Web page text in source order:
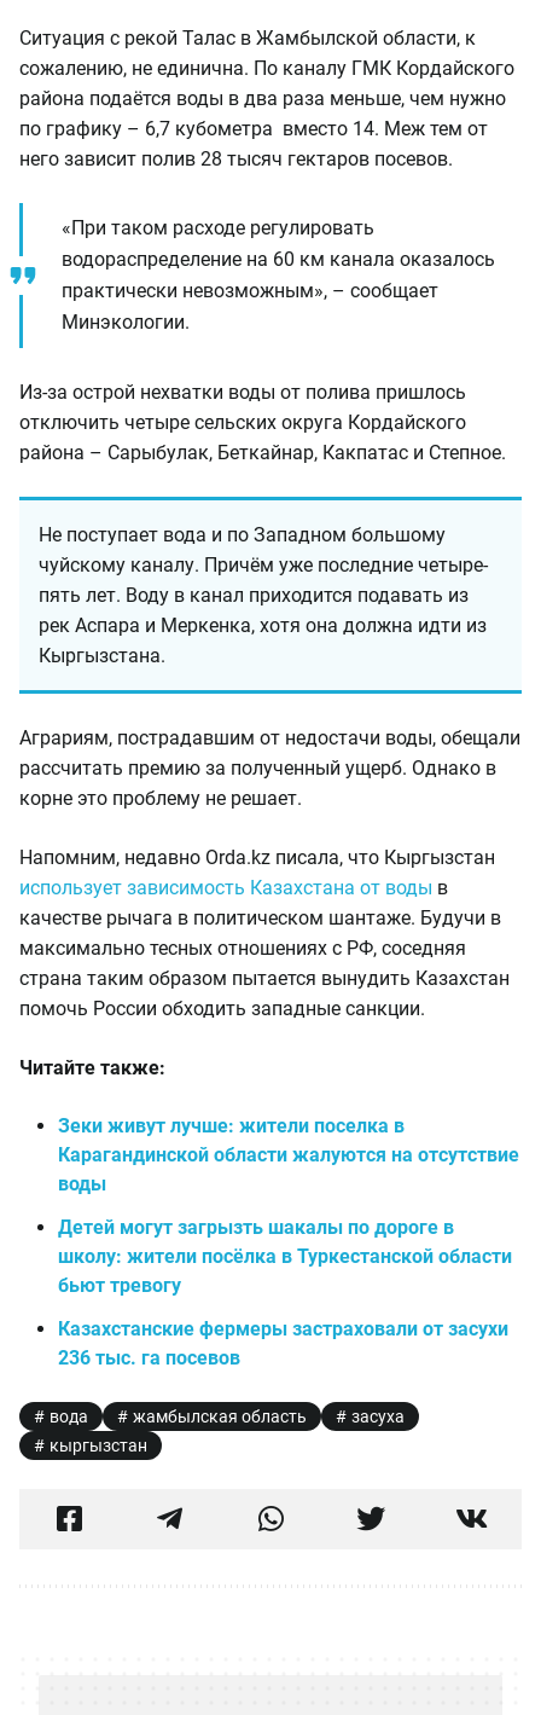
Ситуация с рекой Талас в Жамбылской области, к
сожалению, не единична. По каналу ГМК Кордайского
района подаётся воды в два раза меньше, чем нужно
по графику – 6,7 кубометра вместо 14. Меж тем от
него зависит полив 28 тысяч гектаров посевов.
«При таком расходе регулировать
водораспределение на 60 км канала оказалось
практически невозможным», – сообщает
Минэкологии.
Из-за острой нехватки воды от полива пришлось
отключить четыре сельских округа Кордайского
района – Сарыбулак, Беткайнар, Какпатас и Степное.
Не поступает вода и по Западном большому
чуйскому каналу. Причём уже последние четыре-
пять лет. Воду в канал приходится подавать из
рек Аспара и Меркенка, хотя она должна идти из
Кыргызстана.
Аграриям, пострадавшим от недостачи воды, обещали
рассчитать премию за полученный ущерб. Однако в
корне это проблему не решает.
Напомним, недавно Orda.kz писала, что Кыргызстан
использует зависимость Казахстана от воды в
качестве рычага в политическом шантаже. Будучи в
максимально тесных отношениях с РФ, соседняя
страна таким образом пытается вынудить Казахстан
помочь России обходить западные санкции.
Читайте также:
Зеки живут лучше: жители поселка в
Карагандинской области жалуются на отсутствие
воды
Детей могут загрызть шакалы по дороге в
школу: жители посёлка в Туркестанской области
бьют тревогу
Казахстанские фермеры застраховали от засухи
236 тыс. га посевов
вода жамбылская область
засуха
кыргызстан